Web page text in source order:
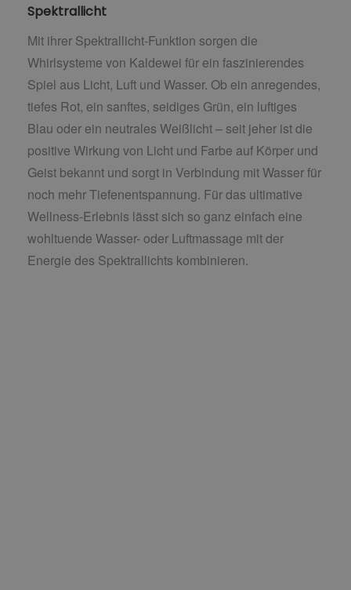
Spektrallicht
Mit ihrer Spektrallicht-Funktion sorgen die
Whirlsysteme von Kaldewei für ein faszinierendes
Spiel aus Licht, Luft und Wasser. Ob ein anregendes,
tiefes Rot, ein sanftes, seidiges Grün, ein luftiges
Blau oder ein neutrales Weißlicht – seit jeher ist die
positive Wirkung von Licht und Farbe auf Körper und
Geist bekannt und sorgt in Verbindung mit Wasser für
noch mehr Tiefenentspannung. Für das ultimative
Wellness-Erlebnis lässt sich so ganz einfach eine
wohltuende Wasser- oder Luftmassage mit der
Energie des Spektrallichts kombinieren.